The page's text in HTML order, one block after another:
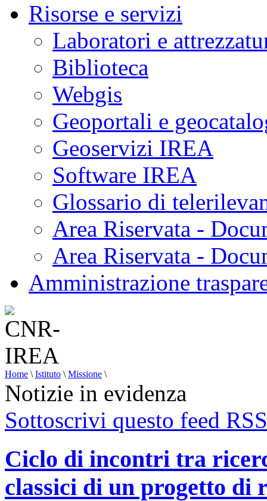
Risorse e servizi
Laboratori e
Biblioteca
Webgis
Geoportali e
Geoservizi IREA
Software IREA
Glossario di
Area Riservata -
Area Riservata -
Amministrazione
Home \ Istituto \ Missione \
Notizie in evidenza
Sottoscrivi questo feed RSS
Ciclo di incontri tra
classici di un progetto di